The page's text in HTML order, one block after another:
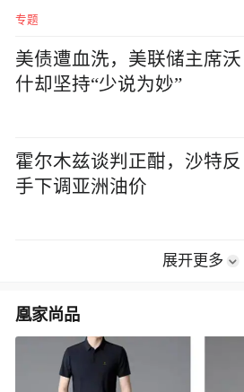
专题
美债遭血洗，美联储主席沃
什却坚持“少说为妙”
霍尔木兹谈判正酣，沙特反
手下调亚洲油价
展开更多
凰家尚品